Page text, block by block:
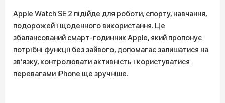
Apple Watch SE 2 підійде для роботи, спорту, навчання,
подорожей і щоденного використання. Це
збалансований смарт-годинник Apple, який пропонує
потрібні функції без зайвого, допомагає залишатися на
зв’язку, контролювати активність і користуватися
перевагами iPhone ще зручніше.